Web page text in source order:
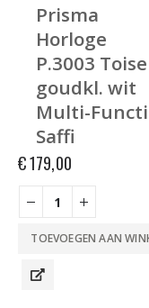
Prisma
Horloge
P.3003 Toise
goudkl. wit
Multi-
Saffi
€179,00
TOEVOEGEN AAN